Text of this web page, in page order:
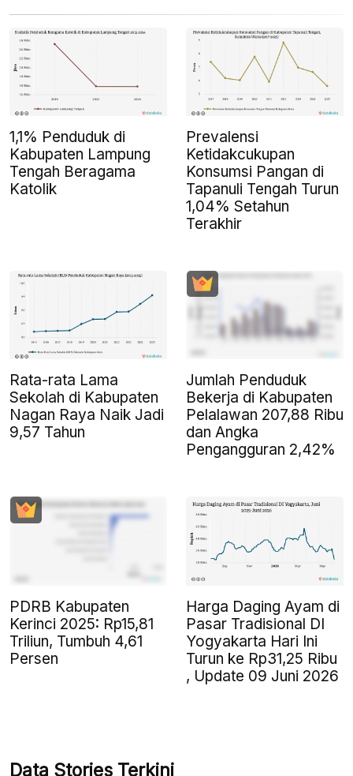
1,1% Penduduk di
Kabupaten Lampung
Tengah Beragama
Katolik
Prevalensi
Ketidakcukupan
Konsumsi Pangan di
Tapanuli Tengah Turun
1,04% Setahun
Terakhir
Rata-rata Lama
Sekolah di Kabupaten
Nagan Raya Naik Jadi
9,57 Tahun
Jumlah Penduduk
Bekerja di Kabupaten
Pelalawan 207,88 Ribu
dan Angka
Pengangguran 2,42%
PDRB Kabupaten
Kerinci 2025: Rp15,81
Triliun, Tumbuh 4,61
Persen
Harga Daging Ayam di
Pasar Tradisional DI
Yogyakarta Hari Ini
Turun ke Rp31,25 Ribu
, Update 09 Juni 2026
Data Stories Terkini